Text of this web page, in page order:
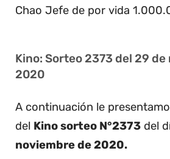
Chao Jefe de por vida
Kino: Sorteo 2373 del 29
2020
A continuación le
del Kino sorteo N°2373 del
noviembre de 2020.